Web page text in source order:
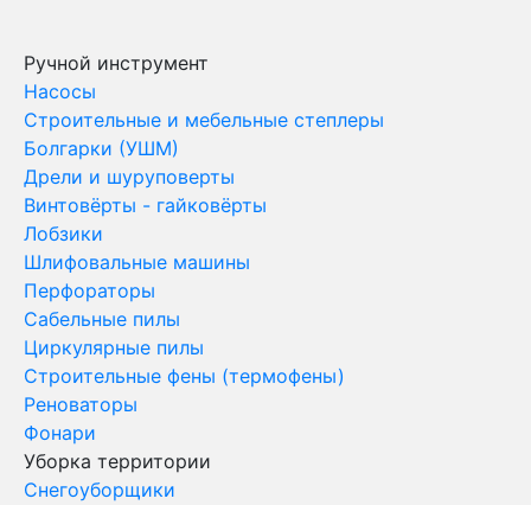
Ручной инструмент
Насосы
Строительные и мебельные степлеры
Болгарки (УШМ)
Дрели и шуруповерты
Винтовёрты - гайковёрты
Лобзики
Шлифовальные машины
Перфораторы
Сабельные пилы
Циркулярные пилы
Строительные фены (термофены)
Реноваторы
Фонари
Уборка территории
Снегоуборщики